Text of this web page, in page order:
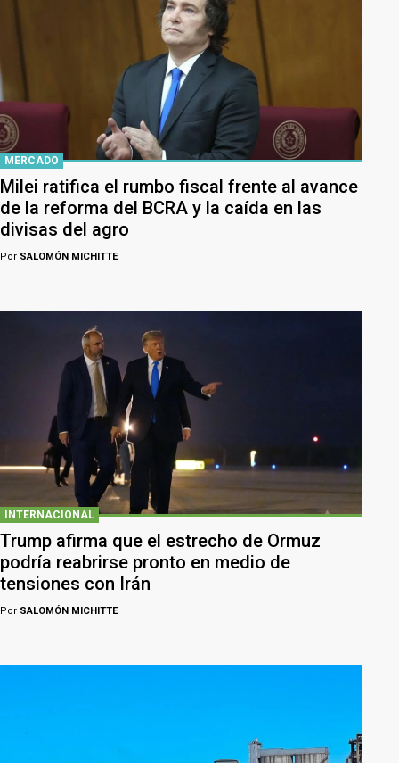
MERCADO
Milei ratifica el rumbo fiscal frente al avance
de la reforma del BCRA y la caída en las
divisas del agro
Por SALOMÓN MICHITTE
INTERNACIONAL
Trump afirma que el estrecho de Ormuz
podría reabrirse pronto en medio de
tensiones con Irán
Por SALOMÓN MICHITTE